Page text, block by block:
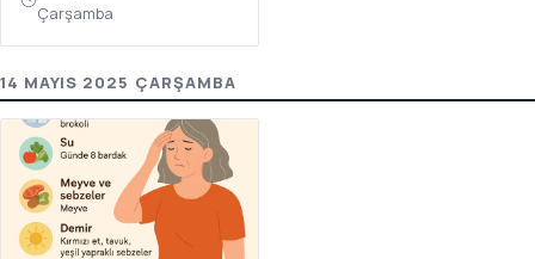
Çarşamba
14 MAYIS 2025 ÇARŞAMBA